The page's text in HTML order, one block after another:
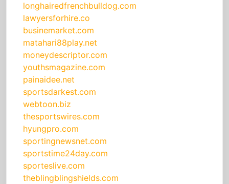
longhairedfrenchbulldog.com
lawyersforhire.co
businemarket.com
matahari88play.net
moneydescriptor.com
youthsmagazine.com
painaidee.net
sportsdarkest.com
webtoon.biz
thesportswires.com
hyungpro.com
sportingnewsnet.com
sportstime24day.com
sporteslive.com
theblingblingshields.com